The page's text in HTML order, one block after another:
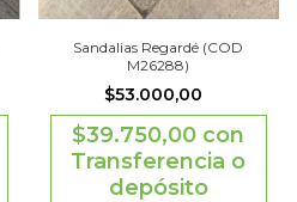
Sandalias Regardé (COD
M26288)
$53.000,00
$39.750,00 con
Transferencia o
depósito